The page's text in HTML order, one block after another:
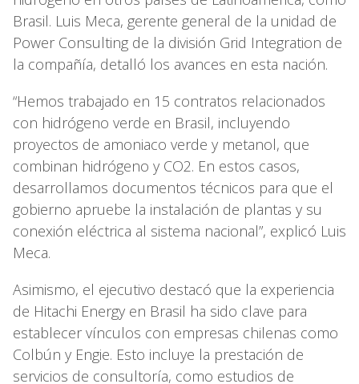
Brasil. Luis Meca, gerente general de la unidad de
Power Consulting de la división Grid Integration de
la compañía, detalló los avances en esta nación.
“Hemos trabajado en 15 contratos relacionados
con hidrógeno verde en Brasil, incluyendo
proyectos de amoniaco verde y metanol, que
combinan hidrógeno y CO2. En estos casos,
desarrollamos documentos técnicos para que el
gobierno apruebe la instalación de plantas y su
conexión eléctrica al sistema nacional”, explicó Luis
Meca.
Asimismo, el ejecutivo destacó que la experiencia
de Hitachi Energy en Brasil ha sido clave para
establecer vínculos con empresas chilenas como
Colbún y Engie. Esto incluye la prestación de
servicios de consultoría, como estudios de